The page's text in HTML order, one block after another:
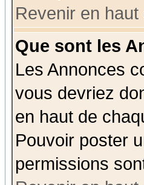
Revenir en haut
Que sont les
Les Annonces
vous devriez
en haut de
Pouvoir poster
permissions